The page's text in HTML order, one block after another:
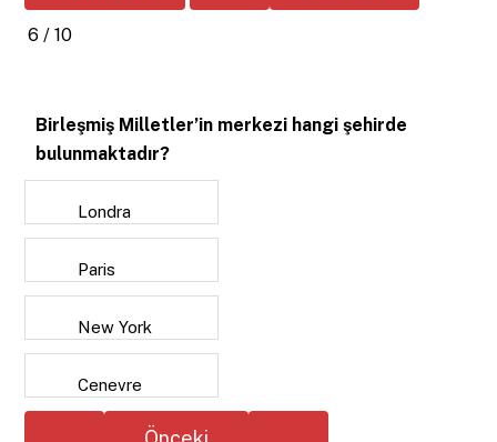
6 / 10
Birleşmiş Milletler’in merkezi hangi şehirde
bulunmaktadır?
Londra
Paris
New York
Cenevre